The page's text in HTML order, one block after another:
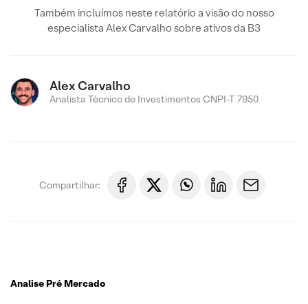
Também incluímos neste relatório a visão do nosso
especialista Alex Carvalho sobre ativos da B3
Alex Carvalho
Analista Técnico de Investimentos CNPI-T 7950
Compartilhar:
Analise Pré Mercado